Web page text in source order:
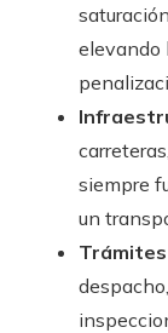
elevando
siempre
un